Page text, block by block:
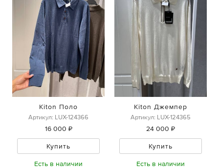
Kiton Поло
Артикул: LUX-124366
16 000 ₽
Купить
Есть в наличии
Kiton Джемпер
Артикул: LUX-124365
24 000 ₽
Купить
Есть в наличии